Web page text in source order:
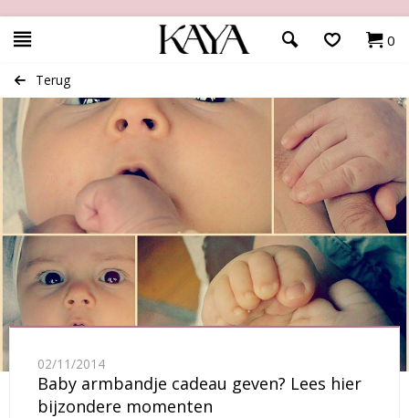
0
Terug
02/11/2014
Baby armbandje cadeau geven? Lees hier
bijzondere momenten